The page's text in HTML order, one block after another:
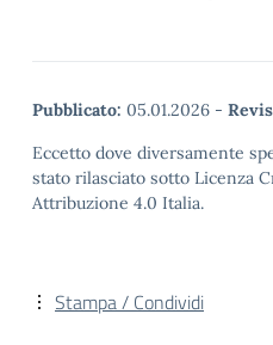
Pubblicato: 05.01.2026 -
Eccetto dove diversamente
stato rilasciato sotto Licenza
Attribuzione 4.0 Italia.
Stampa / Condividi